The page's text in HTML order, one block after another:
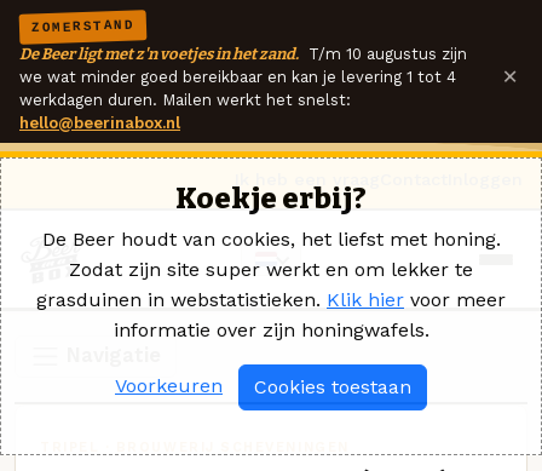
ZOMERSTAND
De Beer ligt met z'n voetjes in het zand. T/m 10 augustus zijn
we wat minder goed bereikbaar en kan je levering 1 tot 4
werkdagen duren. Mailen werkt het snelst:
hello@beerinabox.nl
×
Koekje erbij?
De Beer houdt van cookies, het liefst met honing.
Zodat zijn site super werkt en om lekker te
grasduinen in webstatistieken. Klik hier voor meer
informatie over zijn honingwafels.
Voorkeuren Cookies toestaan